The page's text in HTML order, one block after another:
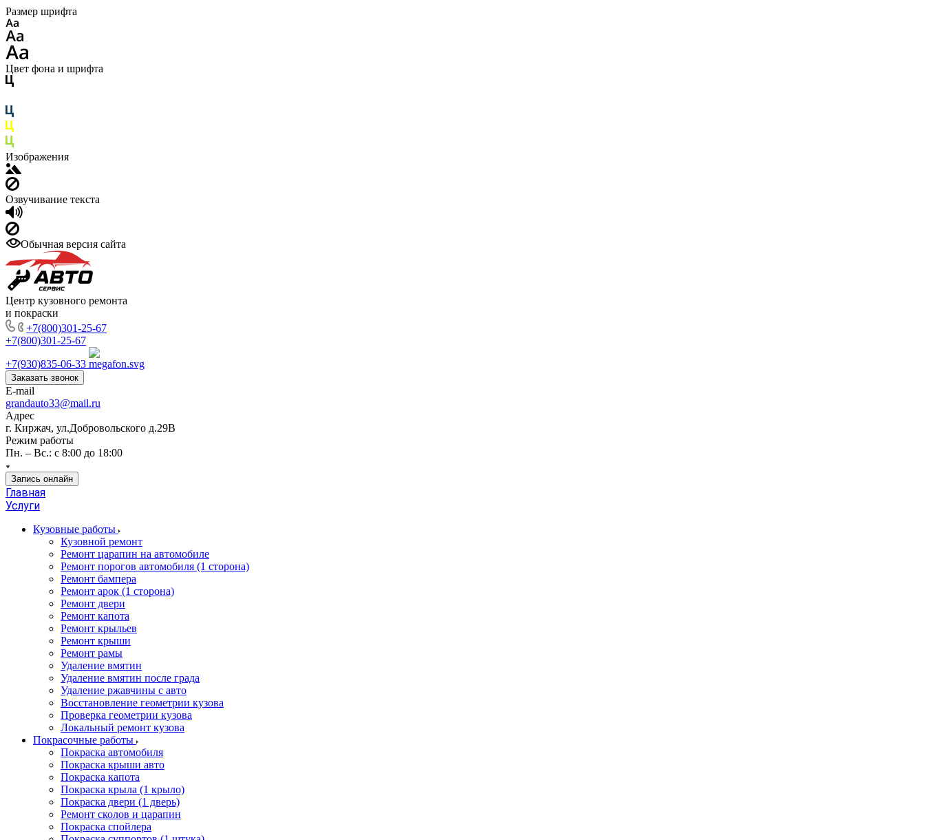
Размер шрифта
Цвет фона и шрифта
Изображения
Озвучивание текста
Обычная версия сайта
Центр кузовного ремонта
и покраски
+7(800)301-25-67
+7(800)301-25-67
+7(930)835-06-33
Заказать звонок
E-mail
grandauto33@mail.ru
Адрес
г. Киржач, ул.Добровольского д.29В
Режим работы
Пн. – Вс.: с 8:00 до 18:00
Запись онлайн
Главная
Услуги
Кузовные работы
Кузовной ремонт
Ремонт царапин на автомобиле
Ремонт порогов автомобиля (1 сторона)
Ремонт бампера
Ремонт арок (1 сторона)
Ремонт двери
Ремонт капота
Ремонт крыльев
Ремонт крыши
Ремонт рамы
Удаление вмятин
Удаление вмятин после града
Удаление ржавчины с авто
Восстановление геометрии кузова
Проверка геометрии кузова
Локальный ремонт кузова
Покрасочные работы
Покраска автомобиля
Покраска крыши авто
Покраска капота
Покраска крыла (1 крыло)
Покраска двери (1 дверь)
Ремонт сколов и царапин
Покраска спойлера